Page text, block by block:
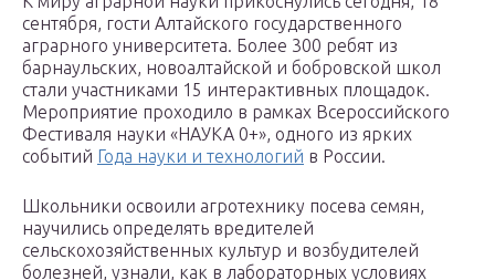
сентября, гости Алтайского государственного
аграрного университета. Более 300 ребят из
барнаульских, новоалтайской и бобровской школ
стали участниками 15 интерактивных площадок.
Мероприятие проходило в рамках Всероссийского
Фестиваля науки «НАУКА 0+», одного из ярких
событий Года науки и технологий в России.
Школьники освоили агротехнику посева семян,
научились определять вредителей
сельскохозяйственных культур и возбудителей
болезней, узнали, как в лабораторных условиях